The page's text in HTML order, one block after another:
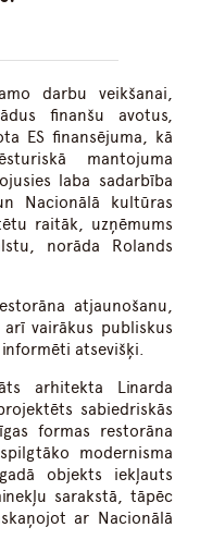
darbu veikšanai,
finanšu avotus,
ES finansējuma, kā
mantojuma
laba sadarbība
Nacionālā kultūras
raitāk, uzņēmums
norāda Rolands
atjaunošanu,
vairākus publiskus
atsevišķi.
arhitekta Linarda
sabiedriskās
formas restorāna
modernisma
objekts iekļauts
sarakstā, tāpēc
ar Nacionālā